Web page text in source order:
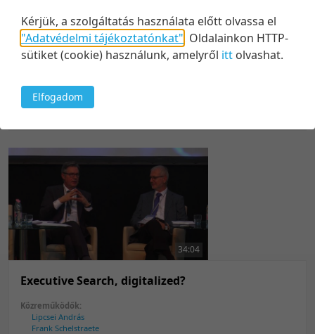
Szabályteljesítés százötvenkét
másodpercenként
Prof. Baracskai Zoltán
34:04
Executive Search, digitalized?
Közreműködők:
Lipcsei András
Frank Schelstraete
Kérjük, a szolgáltatás használata előtt olvassa el
"Adatvédelmi tájékoztatónkat" Oldalainkon HTTP-
sütiket (cookie) használunk, amelyről itt olvashat.
Elfogadom